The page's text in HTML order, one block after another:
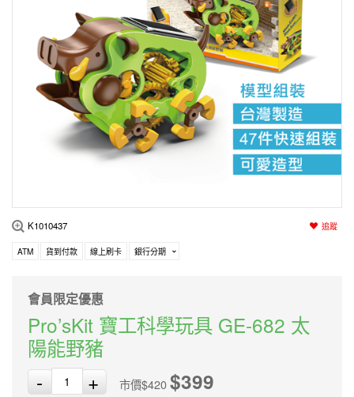
精密鑷子
綜合工具
電動工具
電磨/電鑽組
高壓絕緣
環境儀錶
各式鉤錶
驗電筆
中階款12＋
高階挑戰款
課程教材
編程系列
機器人系列
小賽車系列
訂單查詢
售後服務
聯絡客服
科玩補件
技術諮詢
舊換新方案
新品上市
工具組合
家用網路
居家修繕
K1010437 追蹤
ATM 貨到付款 線上刷卡 銀行分期
會員限定優惠
Pro’sKit 寶工科學玩具 GE-682 太
陽能野豬
-
+ 市價$420$399